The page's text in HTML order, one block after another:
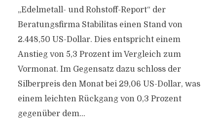
„Edelmetall- und Rohstoff-Report“ der
Beratungsfirma Stabilitas einen Stand von
2.448,50 US-Dollar. Dies entspricht einem
Anstieg von 5,3 Prozent im Vergleich zum
Vormonat. Im Gegensatz dazu schloss der
Silberpreis den Monat bei 29,06 US-Dollar, was
einem leichten Rückgang von 0,3 Prozent
gegenüber dem...